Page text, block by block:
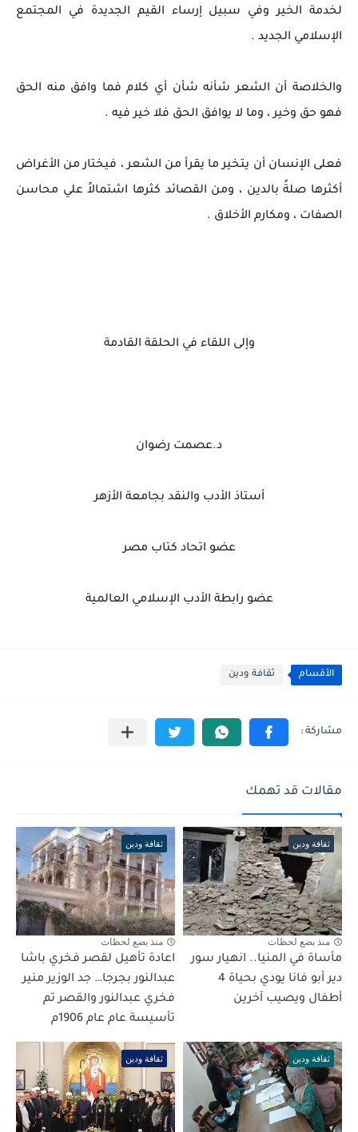
لخدمة الخير وفي سبيل إرساء القيم الجديدة في المجتمع
الإسلامي الجديد .
والخلاصة أن الشعر شأنه شأن أي كلام فما وافق منه الحق
فهو حق وخير ، وما لا يوافق الحق فلا خير فيه .
فعلى الإنسان أن يتخير ما يقرأ من الشعر ، فيختار من الأغراض
أكثرها صلةً بالدين ، ومن القصائد كثرها اشتمالاً علي محاسن
الصفات ، ومكارم الأخلاق .
وإلى اللقاء في الحلقة القادمة
د.عصمت رضوان
أستاذ الأدب والنقد بجامعة الأزهر
عضو اتحاد كتاب مصر
عضو رابطة الأدب الإسلامي العالمية
الأقسام ثقافة ودين
مقالات قد تهمك
ثقافة ودين
منذ بضع لحظات
مأساة في المنيا.. انهيار سور
دير أبو فانا يودي بحياة 4
أطفال ويصيب آخرين
ثقافة ودين
منذ بضع لحظات
اعادة تأهيل لقصر فخري باشا
عبدالنور بجرجا… جد الوزير منير
فخري عبدالنور والقصر تم
تأسيسة عام عام 1906م
ثقافة ودين ثقافة ودين